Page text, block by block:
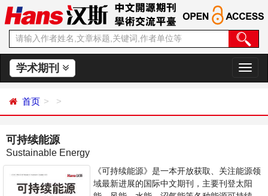
学术期刊
切
换
首页
可持续能源
Sustainable Energy
《可持续能源》是一本开放获取、关注能源领
域最新进展的国际中文期刊，主要刊登太阳